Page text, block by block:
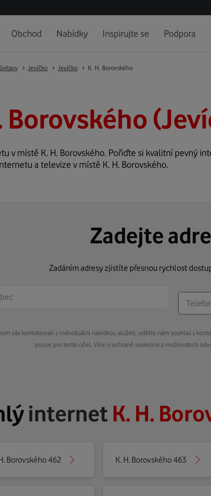
Obchod Nabídky Inspirujte se Podpora
Jevíčko Jevíčko K. H. Borovského
Borovského
v místě K. H. Borovského. Pořiďte si kvalitní pevný
a televize v místě K. H. Borovského.
Zadejte
Zadáním adresy zjistíte přesnou rychlost
vás kontaktovali s individuální nabídkou služeb, udělte nám souhlas s
pouze pro tento účel. Více o ochraně soukromí a možnostech
internet K. H.
Borovského 462 K. H. Borovského 463